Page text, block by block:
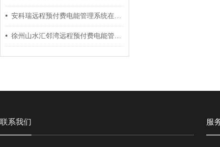
安科瑞远程预付费电能管理系统在杭州新达成的设计与应用
徐州山水汇邻湾远程预付费电能管理系统的设计与应用
联系我们 服